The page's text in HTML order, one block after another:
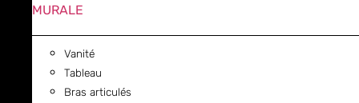
MURALE
Vanité
Tableau
Bras articulés